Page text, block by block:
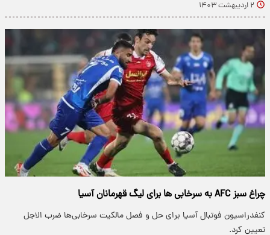
۲ اردیبهشت ۱۴۰۳
چراغ سبز AFC به سرخابی ها برای لیگ قهرمانان آسیا
کنفدراسیون فوتبال آسیا برای حل و فصل مالکیت سرخابی‌ها ضرب الاجل
تعیین کرد.